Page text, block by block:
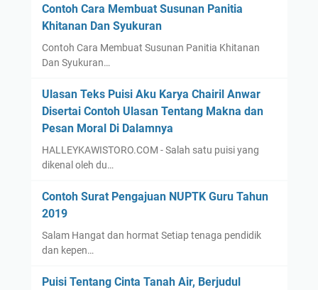
Contoh Cara Membuat Susunan Panitia
Khitanan Dan Syukuran
Contoh Cara Membuat Susunan Panitia Khitanan
Dan Syukuran…
Ulasan Teks Puisi Aku Karya Chairil Anwar
Disertai Contoh Ulasan Tentang Makna dan
Pesan Moral Di Dalamnya
HALLEYKAWISTORO.COM - Salah satu puisi yang
dikenal oleh du…
Contoh Surat Pengajuan NUPTK Guru Tahun
2019
Salam Hangat dan hormat Setiap tenaga pendidik
dan kepen…
Puisi Tentang Cinta Tanah Air, Berjudul